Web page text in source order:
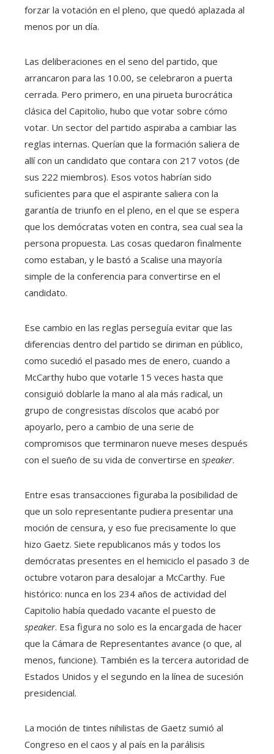
forzar la votación en el pleno, que quedó aplazada al
menos por un día.
Las deliberaciones en el seno del partido, que
arrancaron para las 10.00, se celebraron a puerta
cerrada. Pero primero, en una pirueta burocrática
clásica del Capitolio, hubo que votar sobre cómo
votar. Un sector del partido aspiraba a cambiar las
reglas internas. Querían que la formación saliera de
allí con un candidato que contara con 217 votos (de
sus 222 miembros). Esos votos habrían sido
suficientes para que el aspirante saliera con la
garantía de triunfo en el pleno, en el que se espera
que los demócratas voten en contra, sea cual sea la
persona propuesta. Las cosas quedaron finalmente
como estaban, y le bastó a Scalise una mayoría
simple de la conferencia para convertirse en el
candidato.
Ese cambio en las reglas perseguía evitar que las
diferencias dentro del partido se diriman en público,
como sucedió el pasado mes de enero, cuando a
McCarthy hubo que votarle 15 veces hasta que
consiguió doblarle la mano al ala más radical, un
grupo de congresistas díscolos que acabó por
apoyarlo, pero a cambio de una serie de
compromisos que terminaron nueve meses después
con el sueño de su vida de convertirse en speaker.
Entre esas transacciones figuraba la posibilidad de
que un solo representante pudiera presentar una
moción de censura, y eso fue precisamente lo que
hizo Gaetz. Siete republicanos más y todos los
demócratas presentes en el hemiciclo el pasado 3 de
octubre votaron para desalojar a McCarthy. Fue
histórico: nunca en los 234 años de actividad del
Capitolio había quedado vacante el puesto de
speaker. Esa figura no solo es la encargada de hacer
que la Cámara de Representantes avance (o que, al
menos, funcione). También es la tercera autoridad de
Estados Unidos y el segundo en la línea de sucesión
presidencial.
La moción de tintes nihilistas de Gaetz sumió al
Congreso en el caos y al país en la parálisis